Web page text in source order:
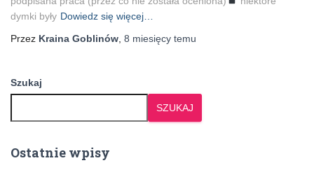
dymki były Dowiedz się więcej…
Przez Kraina Goblinów, 8 miesięcy temu
Szukaj
SZUKAJ
Ostatnie wpisy